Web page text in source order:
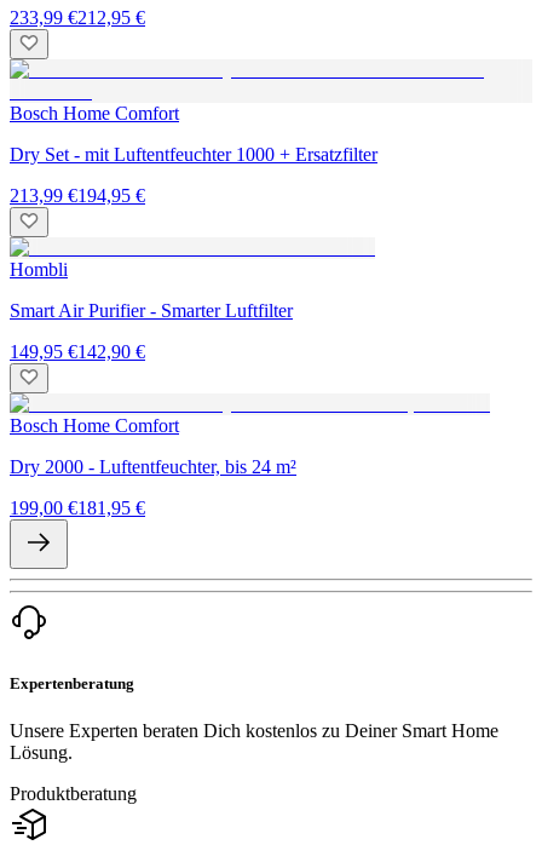
233,99 €212,95 €
Bosch Home Comfort
Dry Set - mit Luftentfeuchter 1000 + Ersatzfilter
213,99 €194,95 €
Hombli
Smart Air Purifier - Smarter Luftfilter
149,95 €142,90 €
Bosch Home Comfort
Dry 2000 - Luftentfeuchter, bis 24 m²
199,00 €181,95 €
Expertenberatung
Unsere Experten beraten Dich kostenlos zu Deiner Smart Home
Lösung.
Produktberatung